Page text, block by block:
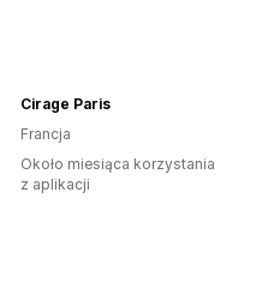
Cirage Paris
Francja
Około miesiąca korzystania
z aplikacji